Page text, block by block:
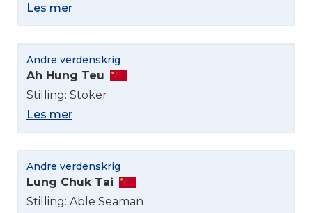
Les mer
Andre verdenskrig
Ah Hung Teu
Stilling: Stoker
Les mer
Andre verdenskrig
Lung Chuk Tai
Stilling: Able Seaman